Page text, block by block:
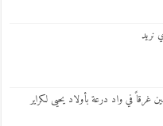
نريد
غرقاً في واد درعة بأولاد يحيى لكراير